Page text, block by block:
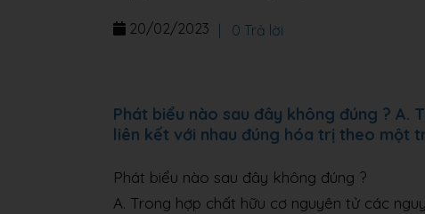
20/02/2023 0 Trả lời
Phát biểu nào sau đây không đúng ? A.
liên kết với nhau đúng hóa trị theo một
Phát biểu nào sau đây không đúng ?
A. Trong hợp chất hữu cơ nguyên tử các